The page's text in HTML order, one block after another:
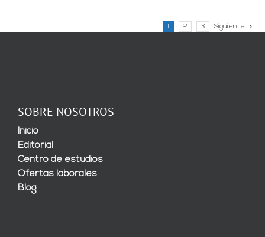
1 2 3 Siguiente
SOBRE NOSOTROS
Inicio
Editorial
Centro de estudios
Ofertas laborales
Blog